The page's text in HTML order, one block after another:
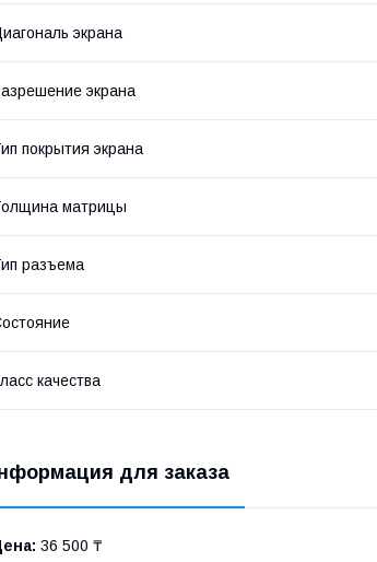
экрана
экрана
покрытия экрана
матрицы
разъема
качества
для заказа
36 500 ₸